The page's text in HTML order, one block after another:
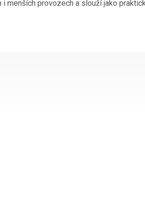
menších provozech a slouží jako